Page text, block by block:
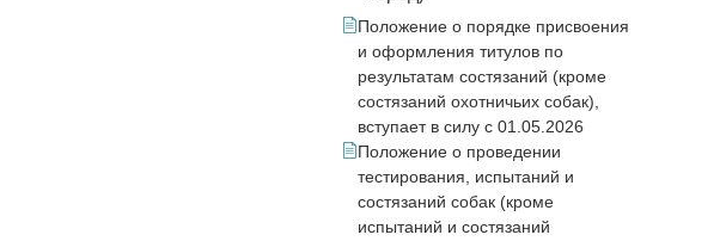
Положение о порядке присвоения
и оформления титулов по
результатам состязаний (кроме
состязаний охотничьих собак),
вступает в силу с 01.05.2026
Положение о проведении
тестирования, испытаний и
состязаний собак (кроме
испытаний и состязаний